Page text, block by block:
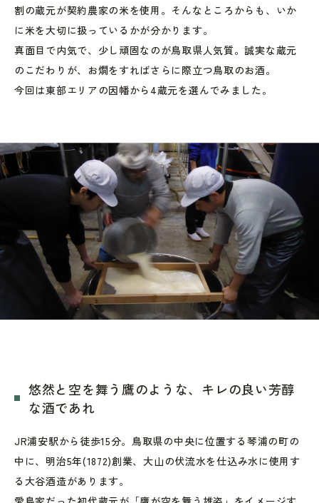
割の蔵元が契約農家の米を使用。そんなところからも、いか
に米を大切に扱っているかが分かります。
真面目で内気で、少し頑固なのが鳥取県人気質。誠実な蔵元
のこだわりが、お燗をすればさらに際立つ鳥取のお酒。
今回は東部エリアの因幡から4蔵元を選んでみました。
悠然と空を舞う鷹のような、キレの良い芳醇
な酒であれ
JR浦安駅から徒歩15分。鳥取県の中央に位置する琴浦の町の
中に、明治5年(1872)創業、大山の伏流水を仕込み水に使用す
る大谷酒造があります。